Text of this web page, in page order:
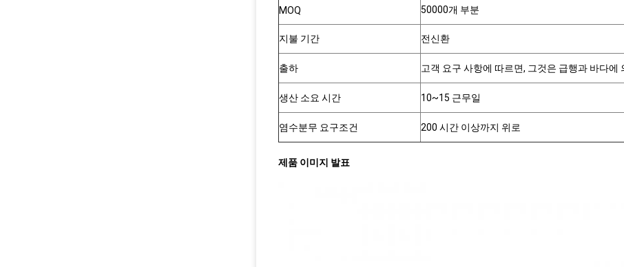
MOQ 50000개 부분
지불 기간 전신환
출하 고객 요구 사항에 따르면, 그것은 급행과 바다에
생산 소요 시간 10~15 근무일
염수분무 요구조건 200 시간 이상까지 위로
제품 이미지 발표